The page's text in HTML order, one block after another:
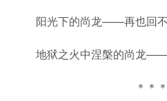
阳光下的尚龙——再也回不
地狱之火中涅槃的尚龙——
＊＊＊ ＊